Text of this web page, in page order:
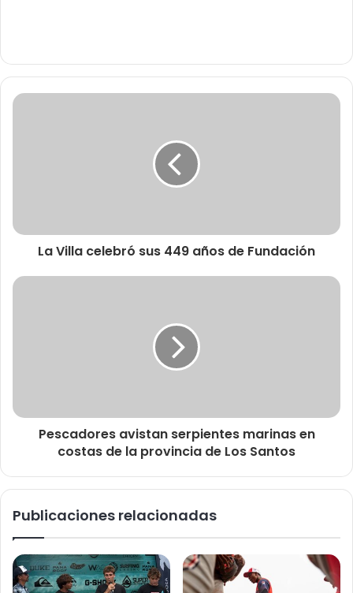
La Villa celebró sus 449 años de Fundación
Pescadores avistan serpientes marinas en
costas de la provincia de Los Santos
Publicaciones relacionadas